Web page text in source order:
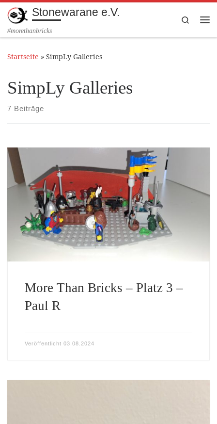
Zum Inhalt springen
Stonewarane e.V.
#morethanbricks
Search
Startseite » SimpLy Galleries
SimpLy Galleries
7 Beiträge
More Than Bricks – Platz 3 –
Paul R
Veröffentlicht 03.08.2024